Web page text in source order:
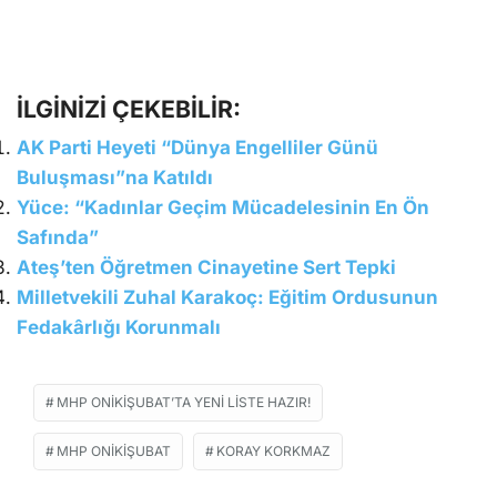
İLGİNİZİ ÇEKEBİLİR:
AK Parti Heyeti “Dünya Engelliler Günü
Buluşması”na Katıldı
Yüce: “Kadınlar Geçim Mücadelesinin En Ön
Safında”
Ateş’ten Öğretmen Cinayetine Sert Tepki
Milletvekili Zuhal Karakoç: Eğitim Ordusunun
Fedakârlığı Korunmalı
MHP ONIKIŞUBAT’TA YENI LISTE HAZIR!
MHP ONIKIŞUBAT KORAY KORKMAZ